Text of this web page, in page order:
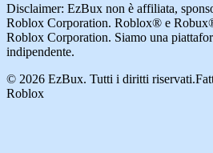
Disclaimer: EzBux non è affiliata,
Roblox Corporation. Roblox® e
Roblox Corporation. Siamo una
indipendente.
© 2026 EzBux. Tutti i diritti riservati.
Roblox